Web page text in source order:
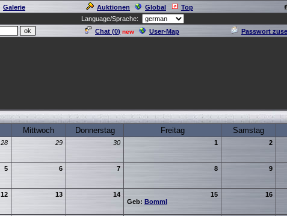
Galerie Auktionen Global Top
Language/Sprache:
Chat (0) new User-Map Passwort
Mittwoch Donnerstag Freitag Samstag
28 29 30 1 2
5 6 7 8 9
12 13 14
15
Geb: Bomml
16